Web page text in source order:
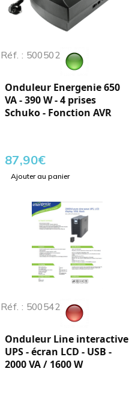
Réf. : 500502
Onduleur Energenie 650
VA - 390 W - 4 prises
Schuko - Fonction AVR
87,90€
Ajouter au panier
Réf. : 500542
Onduleur Line interactive
UPS - écran LCD - USB -
2000 VA / 1600 W